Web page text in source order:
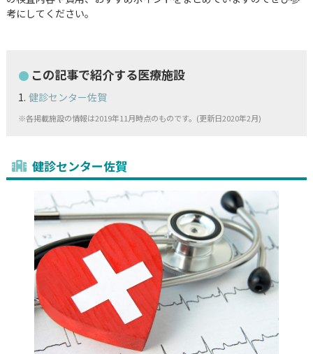
考にしてください。
この記事で紹介する医療施設
健診センター佐賀
※各掲載施設の情報は2019年11月時点のものです。(更新日2020年2月)
健診センター佐賀